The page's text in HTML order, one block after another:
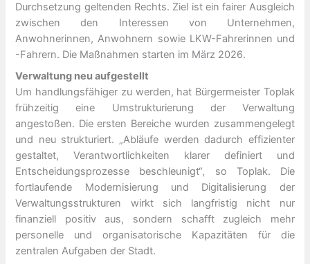
Durchsetzung geltenden Rechts. Ziel ist ein fairer Ausgleich
zwischen den Interessen von Unternehmen,
Anwohnerinnen, Anwohnern sowie LKW-Fahrerinnen und
-Fahrern. Die Maßnahmen starten im März 2026.
Verwaltung neu aufgestellt
Um handlungsfähiger zu werden, hat Bürgermeister Toplak
frühzeitig eine Umstrukturierung der Verwaltung
angestoßen. Die ersten Bereiche wurden zusammengelegt
und neu strukturiert. „Abläufe werden dadurch effizienter
gestaltet, Verantwortlichkeiten klarer definiert und
Entscheidungsprozesse beschleunigt“, so Toplak. Die
fortlaufende Modernisierung und Digitalisierung der
Verwaltungsstrukturen wirkt sich langfristig nicht nur
finanziell positiv aus, sondern schafft zugleich mehr
personelle und organisatorische Kapazitäten für die
zentralen Aufgaben der Stadt.